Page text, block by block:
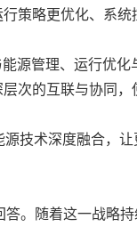
略更优化、系统
源管理、运行优
的互联与协同，
技术深度融合，
。随着这一战略